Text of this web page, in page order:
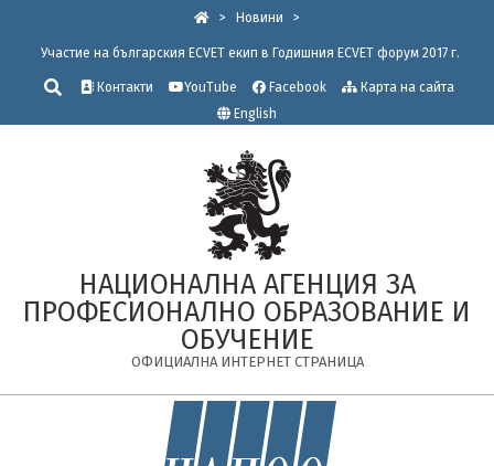
> Новини >
Участие на българския ECVET eкип в Годишния ECVET форум 2017 г.
Търсене
Контакти YouTube Facebook
Карта на сайта
English
НАЦИОНАЛНА АГЕНЦИЯ ЗА
ПРОФЕСИОНАЛНО ОБРАЗОВАНИЕ И
ОБУЧЕНИЕ
ОФИЦИАЛНА ИНТЕРНЕТ СТРАНИЦА